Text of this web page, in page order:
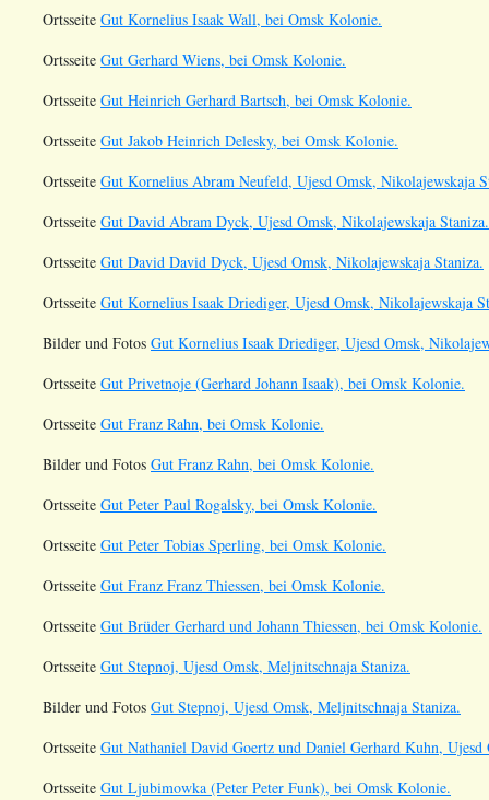
Ortsseite Gut Kornelius Isaak Wall, bei Omsk Kolonie.
Ortsseite Gut Gerhard Wiens, bei Omsk Kolonie.
Ortsseite Gut Heinrich Gerhard Bartsch, bei Omsk Kolonie.
Ortsseite Gut Jakob Heinrich Delesky, bei Omsk Kolonie.
Ortsseite Gut Kornelius Abram Neufeld, Ujesd Omsk, Nikolajewskaja
Ortsseite Gut David Abram Dyck, Ujesd Omsk, Nikolajewskaja Staniza.
Ortsseite Gut David David Dyck, Ujesd Omsk, Nikolajewskaja Staniza.
Ortsseite Gut Kornelius Isaak Driediger, Ujesd Omsk, Nikolajewskaja
Bilder und Fotos Gut Kornelius Isaak Driediger, Ujesd Omsk,
Ortsseite Gut Privetnoje (Gerhard Johann Isaak), bei Omsk Kolonie.
Ortsseite Gut Franz Rahn, bei Omsk Kolonie.
Bilder und Fotos Gut Franz Rahn, bei Omsk Kolonie.
Ortsseite Gut Peter Paul Rogalsky, bei Omsk Kolonie.
Ortsseite Gut Peter Tobias Sperling, bei Omsk Kolonie.
Ortsseite Gut Franz Franz Thiessen, bei Omsk Kolonie.
Ortsseite Gut Brüder Gerhard und Johann Thiessen, bei Omsk Kolonie.
Ortsseite Gut Stepnoj, Ujesd Omsk, Meljnitschnaja Staniza.
Bilder und Fotos Gut Stepnoj, Ujesd Omsk, Meljnitschnaja Staniza.
Ortsseite Gut Nathaniel David Goertz und Daniel Gerhard Kuhn,
Ortsseite Gut Ljubimowka (Peter Peter Funk), bei Omsk Kolonie.